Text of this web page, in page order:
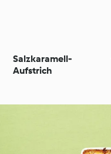
Salzkaramell-
Aufstrich